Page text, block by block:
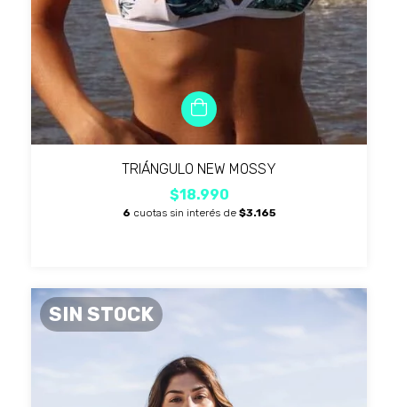
TRIÁNGULO NEW MOSSY
$18.990
6 cuotas sin interés de $3.165
SIN STOCK